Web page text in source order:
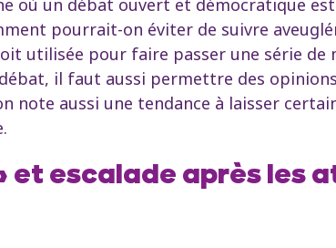
où un débat ouvert et démocratique
pourrait-on éviter de suivre
utilisée pour faire passer une série de
il faut aussi permettre des
note aussi une tendance à laisser
et escalade après les